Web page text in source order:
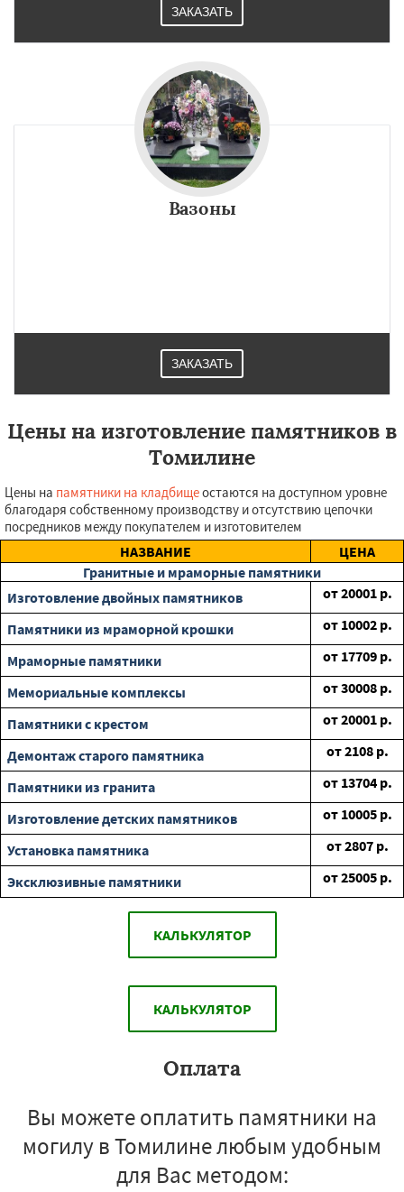
ЗАКАЗАТЬ
Вазоны
ЗАКАЗАТЬ
Цены на изготовление памятников в
Томилине
Цены на памятники на кладбищеостаются на доступном уровне
благодаря собственному производству и отсутствию цепочки
посредников между покупателем и изготовителем
НАЗВАНИЕ
ЦЕНА
Гранитные и мраморные памятники
Изготовление двойных памятников
от20001 р.
Памятники из мраморной крошки
от 10002 р.
Мраморные памятники
от 17709 р.
Мемориальные комплексы
от30008 р.
Памятники с крестом
от20001 р.
Демонтаж старого памятника
от2108 р.
Памятники из гранита
от 13704 р.
Изготовление детских памятников
от 10005 р.
Установка памятника
от2807 р.
Эксклюзивные памятники
от25005 р.
КАЛЬКУЛЯТОР
КАЛЬКУЛЯТОР
Оплата
Вы можете оплатить памятники на
могилу в Томилине любым удобным
для Вас методом: